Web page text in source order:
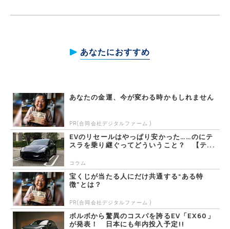
あなたにおすすめ
あなたの金運、今が変わる時かもしれません
PR(合同会社デジタルファーム )
EVのリセールはやっぱり安かった……のにテ
スラを乗り継ぐってどういうこと？ 【テ...
コラム
宝くじが当たる人にだけ共通する“ある特
徴”とは？
PR(合同会社デジタルファーム )
ボルボから驚異のコスパを誇るEV「EX60」
が発表！ 日本にも年内投入予定!!